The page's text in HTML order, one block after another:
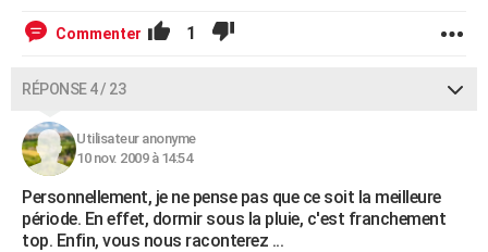
Commenter 1
RÉPONSE 4 / 23
Utilisateur anonyme
10 nov. 2009 à 14:54
Personnellement, je ne pense pas que ce soit la meilleure
période. En effet, dormir sous la pluie, c'est franchement
top. Enfin, vous nous raconterez ...